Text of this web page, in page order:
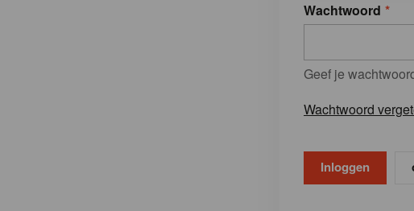
Wachtwoord
Geef je
Wachtwoord